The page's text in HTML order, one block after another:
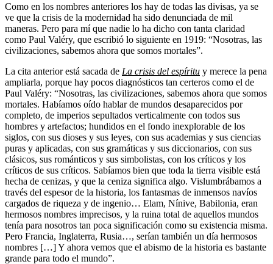
Como en los nombres anteriores los hay de todas las divisas, ya se
ve que la crisis de la modernidad ha sido denunciada de mil
maneras. Pero para mí que nadie lo ha dicho con tanta claridad
como Paul Valéry, que escribió lo siguiente en 1919: “Nosotras, las
civilizaciones, sabemos ahora que somos mortales”.
La cita anterior está sacada de La crisis del espíritu y merece la pena
ampliarla, porque hay pocos diagnósticos tan certeros como el de
Paul Valéry: “Nosotras, las civilizaciones, sabemos ahora que somos
mortales. Habíamos oído hablar de mundos desaparecidos por
completo, de imperios sepultados verticalmente con todos sus
hombres y artefactos; hundidos en el fondo inexplorable de los
siglos, con sus dioses y sus leyes, con sus academias y sus ciencias
puras y aplicadas, con sus gramáticas y sus diccionarios, con sus
clásicos, sus románticos y sus simbolistas, con los críticos y los
críticos de sus críticos. Sabíamos bien que toda la tierra visible está
hecha de cenizas, y que la ceniza significa algo. Vislumbrábamos a
través del espesor de la historia, los fantasmas de inmensos navíos
cargados de riqueza y de ingenio… Elam, Nínive, Babilonia, eran
hermosos nombres imprecisos, y la ruina total de aquellos mundos
tenía para nosotros tan poca significación como su existencia misma.
Pero Francia, Inglaterra, Rusia…, serían también un día hermosos
nombres […] Y ahora vemos que el abismo de la historia es bastante
grande para todo el mundo”.